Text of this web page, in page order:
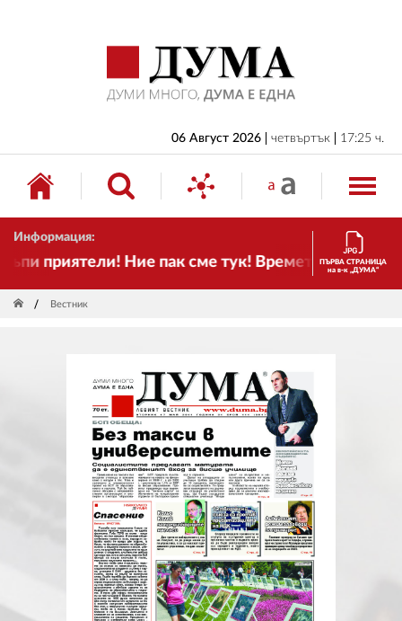
06 Август 2026 четвъртък 17:25 ч.
Информация:
приятели! Ние пак сме тук! Времето се променя
ПЪРВА СТРАНИЦА
на в-к „ДУМА“
Вестник
БЪЛГАРИЯ
ИКОНОМИКА
ИЗБОРИ
СВЯТ
ДРУГИ
ЗА НАС
АВТОРИ
РЕДАКЦИЯ
КОНТАКТИ
РЕКЛАМА